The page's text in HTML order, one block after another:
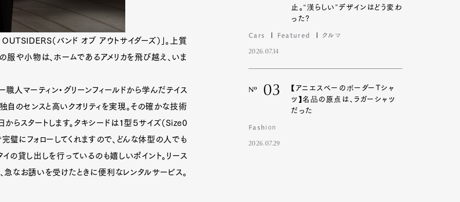
（バンド オブ アウトサイダーズ）」。上質
や小物は、ホームであるアメリカを飛び越え、いま
職人マーティン・グリーンフィールドから学んだテイス
自のセンスと高いクオリティを実現。その確かな技術
らスタートします。タキシードは１型５サイズ（Size0
璧にフォローしてくれますので、どんな体型の人でも
イの貸し出しを行っているのも嬉しいポイント。リース
急なお誘いを受けたときに便利なレンタルサービス。
止。“漢らしい”デザインはどう変わ
った?
Cars Featured クルマ
2026.07.14
Nº 03
【アニエスベーのボーダーTシャ
ツ】名品の原点は、ラガーシャツ
だった
Fashion
2026.07.29